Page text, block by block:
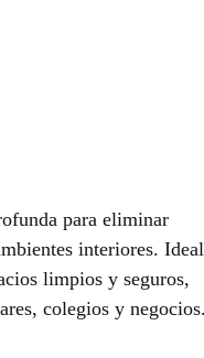
para eliminar
interiores. Ideal
limpios y seguros,
colegios y negocios.